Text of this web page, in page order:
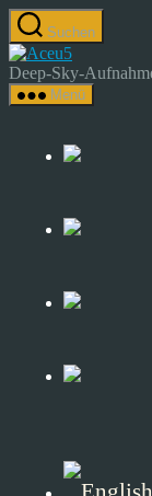
Zum
Inhalt
springen
Suchen
Astrocamp
–
Sky-
Deep-Sky-
Menü